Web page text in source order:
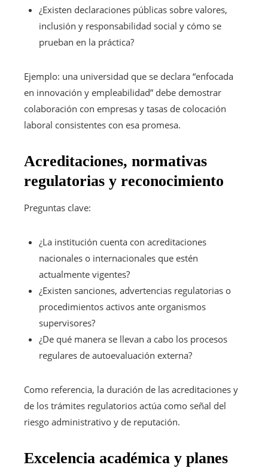
¿Existen declaraciones públicas sobre valores,
inclusión y responsabilidad social y cómo se
prueban en la práctica?
Ejemplo: una universidad que se declara “enfocada
en innovación y empleabilidad” debe demostrar
colaboración con empresas y tasas de colocación
laboral consistentes con esa promesa.
Acreditaciones, normativas
regulatorias y reconocimiento
Preguntas clave:
¿La institución cuenta con acreditaciones
nacionales o internacionales que estén
actualmente vigentes?
¿Existen sanciones, advertencias regulatorias o
procedimientos activos ante organismos
supervisores?
¿De qué manera se llevan a cabo los procesos
regulares de autoevaluación externa?
Como referencia, la duración de las acreditaciones y
de los trámites regulatorios actúa como señal del
riesgo administrativo y de reputación.
Excelencia académica y planes